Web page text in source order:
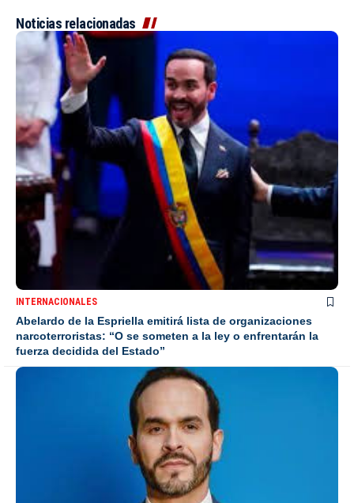
Noticias relacionadas
INTERNACIONALES
Abelardo de la Espriella emitirá lista de organizaciones
narcoterroristas: “O se someten a la ley o enfrentarán la
fuerza decidida del Estado”